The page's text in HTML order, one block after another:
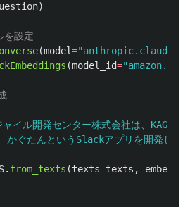
)
(model="anthropic.claude-3-
(model_id="
イル開発センター株式会社は、KAGと
かぐたんというSlackアプリを開発しま
. from_texts (texts=texts ,